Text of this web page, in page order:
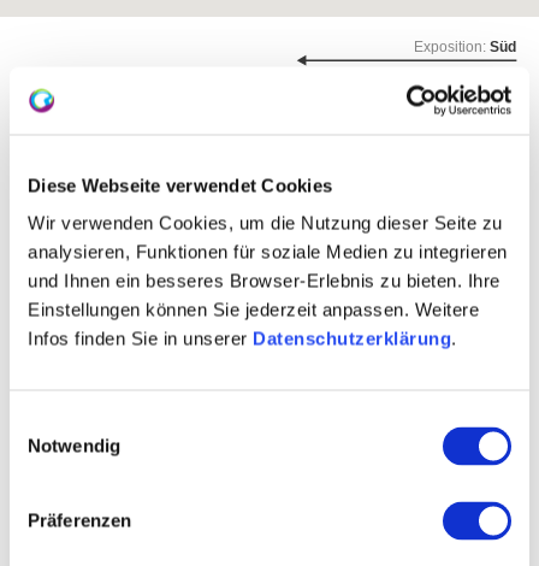
Diese Webseite verwendet Cookies
Wir verwenden Cookies, um die Nutzung dieser Seite zu
analysieren, Funktionen für soziale Medien zu integrieren
und Ihnen ein besseres Browser-Erlebnis zu bieten. Ihre
Einstellungen können Sie jederzeit anpassen. Weitere
Infos finden Sie in unserer Datenschutzerklärung.
Notwendig
Präferenzen
Exposition: Süd
Region: